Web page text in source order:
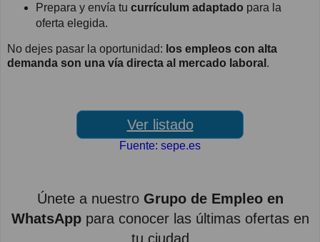
Prepara y envía tu currículum adaptado para la
oferta elegida.
No dejes pasar la oportunidad: los empleos con alta
demanda son una vía directa al mercado laboral .
Ver listado
Fuente: sepe.es
Únete a nuestro Grupo de Empleo en
WhatsApppara conocer las últimas ofertas en
tu ciudad